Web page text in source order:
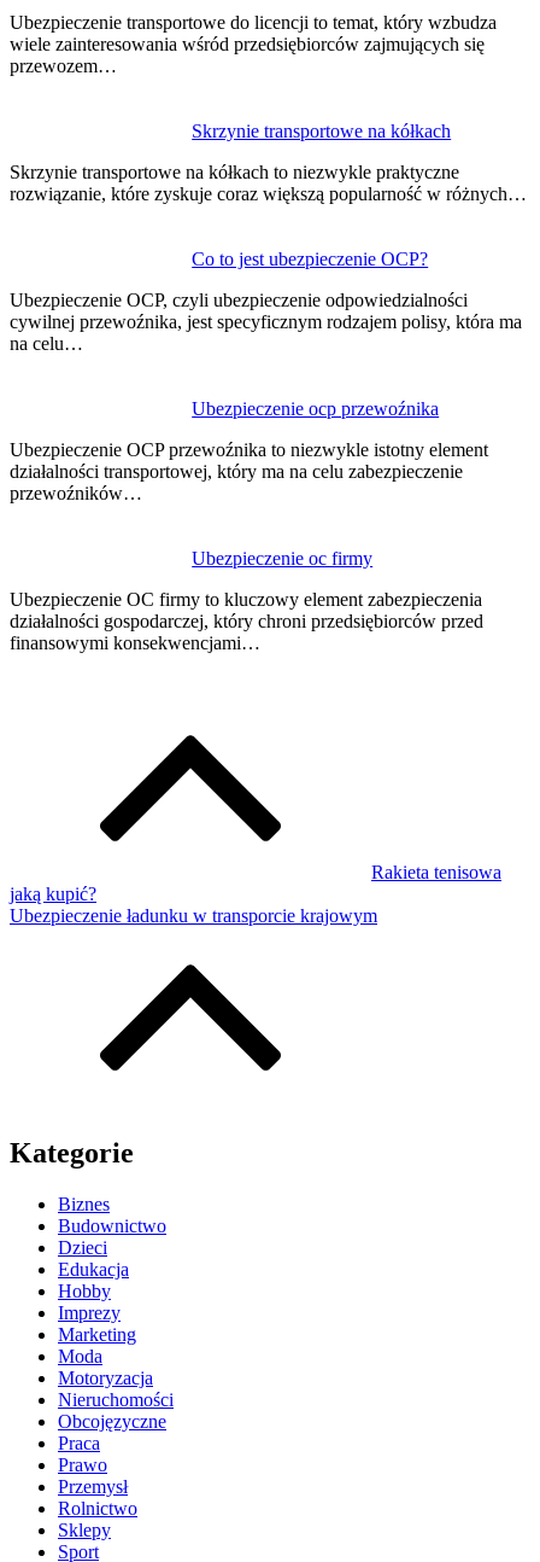
Ubezpieczenie transportowe do licencji to temat, który wzbudza
wiele zainteresowania wśród przedsiębiorców zajmujących się
przewozem…
Skrzynie transportowe na kółkach
Skrzynie transportowe na kółkach to niezwykle praktyczne
rozwiązanie, które zyskuje coraz większą popularność w różnych…
Co to jest ubezpieczenie OCP?
Ubezpieczenie OCP, czyli ubezpieczenie odpowiedzialności
cywilnej przewoźnika, jest specyficznym rodzajem polisy, która ma
na celu…
Ubezpieczenie ocp przewoźnika
Ubezpieczenie OCP przewoźnika to niezwykle istotny element
działalności transportowej, który ma na celu zabezpieczenie
przewoźników…
Ubezpieczenie oc firmy
Ubezpieczenie OC firmy to kluczowy element zabezpieczenia
działalności gospodarczej, który chroni przedsiębiorców przed
finansowymi konsekwencjami…
wpisu
Rakieta tenisowa
jaką kupić?
Ubezpieczenie ładunku w transporcie krajowym
Kategorie
Biznes
Budownictwo
Dzieci
Edukacja
Hobby
Imprezy
Marketing
Moda
Motoryzacja
Nieruchomości
Obcojęzyczne
Praca
Prawo
Przemysł
Rolnictwo
Sklepy
Sport